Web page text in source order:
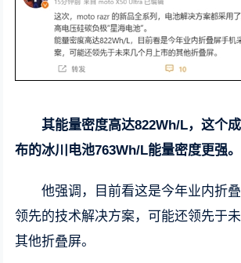
其能量密度高达822Wh/L，这个
布的冰川电池763Wh/L能量密度更强。
他强调，目前看这是今年业内折
领先的技术解决方案，可能还领先于
其他折叠屏。 ​​​